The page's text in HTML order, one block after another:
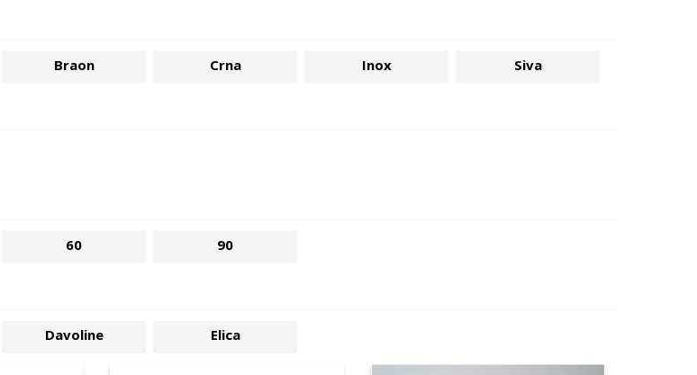
Braon Crna Inox Siva
60 90
Davoline Elica